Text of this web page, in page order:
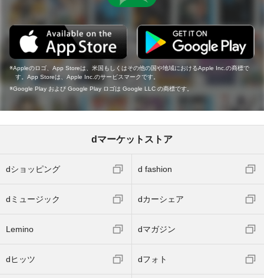
Appleのロゴ、App Storeは、米国もしくはその他の国や地域におけるApple Inc.の商標で
す。App Storeは、Apple Inc.のサービスマークです。
Google Play および Google Play ロゴは Google LLC の商標です。
dマーケットストア
dショッピング d fashion
dミュージック dカーシェア
Lemino dマガジン
dヒッツ dフォト